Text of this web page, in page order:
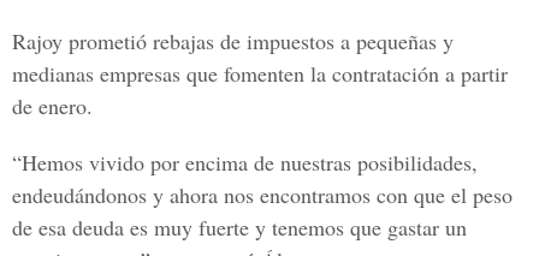
Rajoy prometió rebajas de impuestos a pequeñas y
medianas empresas que fomenten la contratación a partir
de enero.
“Hemos vivido por encima de nuestras posibilidades,
endeudándonos y ahora nos encontramos con que el peso
de esa deuda es muy fuerte y tenemos que gastar un